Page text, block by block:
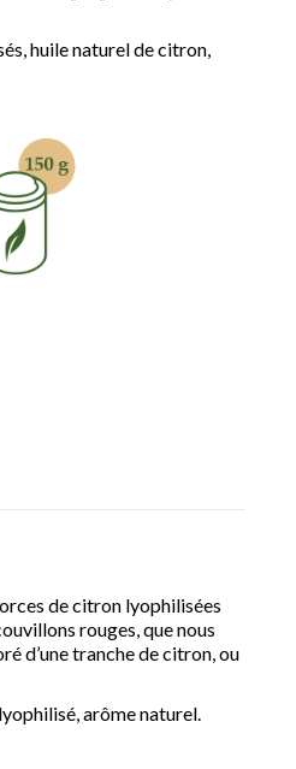
huile naturel de citron,
de citron lyophilisées
rouges, que nous
d’une tranche de citron, ou
arôme naturel.